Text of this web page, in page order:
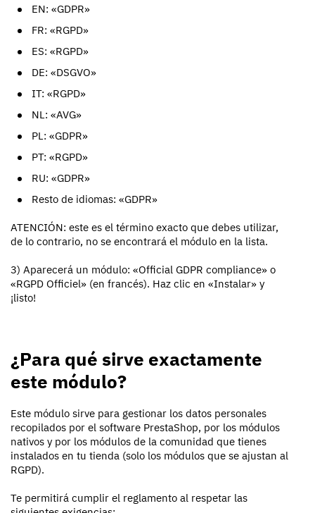
EN: «GDPR»
FR: «RGPD»
ES: «RGPD»
DE: «DSGVO»
IT: «RGPD»
NL: «AVG»
PL: «GDPR»
PT: «RGPD»
RU: «GDPR»
Resto de idiomas: «GDPR»
ATENCIÓN: este es el término exacto que debes utilizar,
de lo contrario, no se encontrará el módulo en la lista.
3) Aparecerá un módulo: «Official GDPR compliance» o
«RGPD Officiel» (en francés). Haz clic en «Instalar» y
¡listo!
¿Para qué sirve exactamente
este módulo?
Este módulo sirve para gestionar los datos personales
recopilados por el software PrestaShop, por los módulos
nativos y por los módulos de la comunidad que tienes
instalados en tu tienda (solo los módulos que se ajustan al
RGPD).
Te permitirá cumplir el reglamento al respetar las